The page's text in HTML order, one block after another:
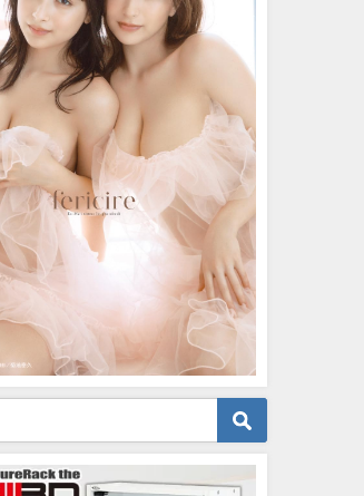
真集PV - 【#櫻井音
音乃パイセンのオト
Otono Sakurai（2023
） | 週プレ
英社 週刊プレイボ
さんより
篠崎愛【4K】（2023年08
日） | 4K UPSCALING
んより
08/25/2023